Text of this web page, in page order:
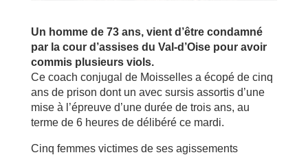
Un homme de 73 ans, vient d’être condamné
par la cour d’assises du Val-d’Oise pour avoir
commis plusieurs viols.
Ce coach conjugal de Moisselles a écopé de cinq
ans de prison dont un avec sursis assortis d’une
mise à l’épreuve d’une durée de trois ans, au
terme de 6 heures de délibéré ce mardi.
Cinq femmes victimes de ses agissements